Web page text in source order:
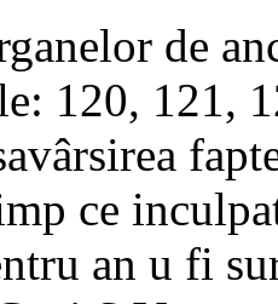
de
120, 121,
ce
an u fi